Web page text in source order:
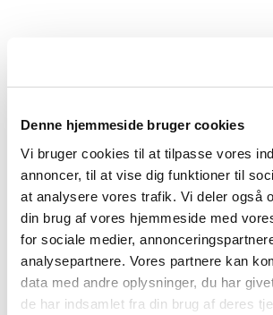
Denne hjemmeside bruger cookies
Vi bruger cookies til at tilpasse vores
annoncer, til at vise dig funktioner til
at analysere vores trafik. Vi deler også
din brug af vores hjemmeside med
for sociale medier,
analysepartnere. Vores partnere kan
data med andre oplysninger, du har
de har indsamlet fra din brug af deres
Du vil måske også
lide...